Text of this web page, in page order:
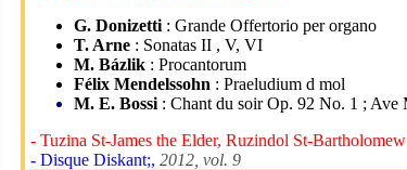
G. Donizetti : Grande Offertorio per organo
T. Arne : Sonatas II , V, VI
M. Bázlik : Procantorum
Félix Mendelssohn : Praeludium d mol
M. E. Bossi : Chant du soir Op. 92 No. 1 ; Ave
- Tuzina St-James the Elder, Ruzindol St-
- Disque Diskant;, 2012, vol. 9